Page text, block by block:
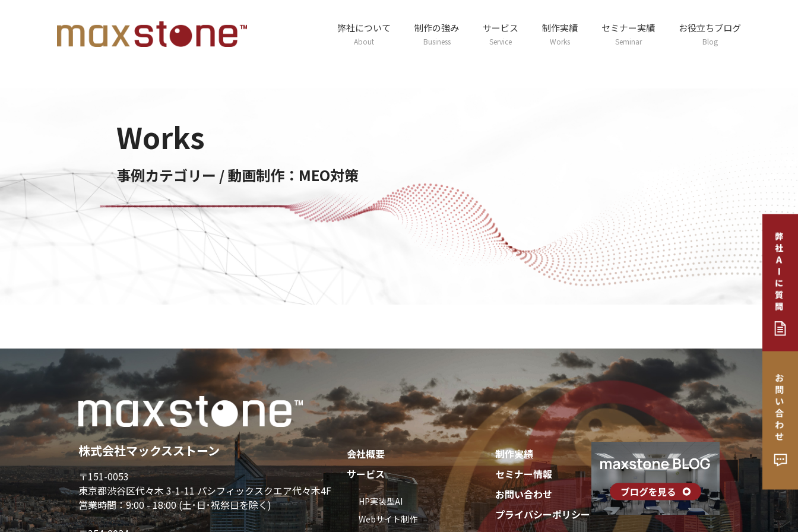
弊社について
About
制作の強み
Business
サービス
Service
制作実績
Works
セミナー実績
Seminar
お役立ちブログ
Blog
Works
事例カテゴリー / 動画制作：MEO対策
株式会社マックスストーン
〒151-0053
東京都渋谷区代々木 3-1-11 パシフィックスクエア代々木4F
営業時間：9:00 - 18:00 (土･日･祝祭日を除く)
会社概要
サービス
HP実装型AI
Webサイト制作
制作実績
セミナー情報
お問い合わせ
プライバシーポリシー